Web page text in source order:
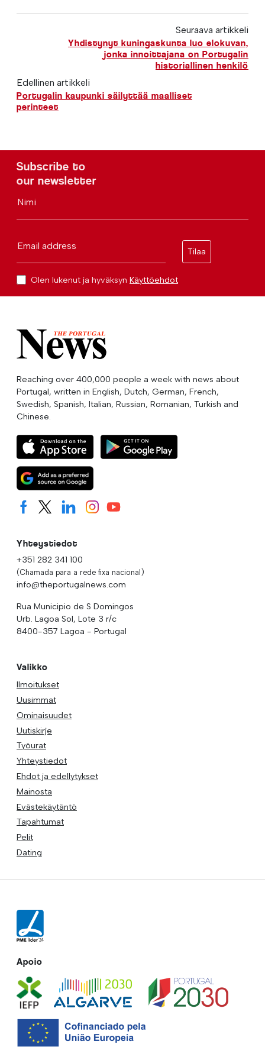
Seuraava artikkeli
Yhdistynyt kuningaskunta luo elokuvan,
jonka innoittajana on Portugalin
historiallinen henkilö
Edellinen artikkeli
Portugalin kaupunki säilyttää maalliset
perinteet
Subscribe to
our newsletter
Nimi
Email address
Tilaa
Olen lukenut ja hyväksyn Käyttöehdot
Reaching over 400,000 people a week with news about
Portugal, written in English, Dutch, German, French,
Swedish, Spanish, Italian, Russian, Romanian, Turkish and
Chinese.
Yhteystiedot
+351 282 341 100
(Chamada para a rede fixa nacional)
info@theportugalnews.com
Rua Municipio de S Domingos
Urb. Lagoa Sol, Lote 3 r/c
8400-357 Lagoa - Portugal
Valikko
Ilmoitukset
Uusimmat
Ominaisuudet
Uutiskirje
Työurat
Yhteystiedot
Ehdot ja edellytykset
Mainosta
Evästekäytäntö
Tapahtumat
Pelit
Dating
Apoio